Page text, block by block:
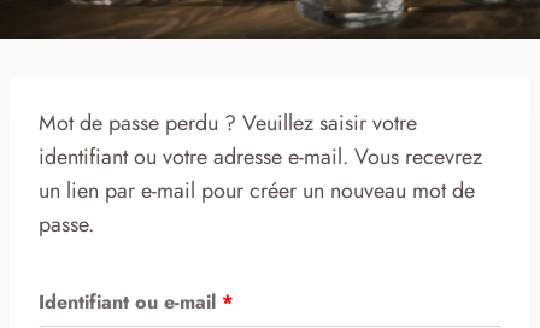
Mot de passe perdu ? Veuillez saisir votre
identifiant ou votre adresse e-mail. Vous recevrez
un lien par e-mail pour créer un nouveau mot de
passe.
Identifiant ou e-mail *